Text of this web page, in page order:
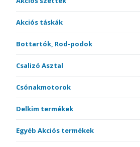
Akciós táskák
Bottartók, Rod-podok
Csalizó Asztal
Csónakmotorok
Delkim termékek
Egyéb Akciós termékek